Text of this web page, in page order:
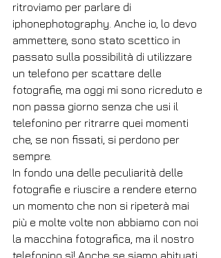
ritroviamo per parlare di
iphonephotography. Anche io, lo devo
ammettere, sono stato scettico in
passato sulla possibilità di utilizzare
un telefono per scattare delle
fotografie, ma oggi mi sono ricreduto e
non passa giorno senza che usi il
telefonino per ritrarre quei momenti
che, se non fissati, si perdono per
sempre.
In fondo una delle peculiarità delle
fotografie e riuscire a rendere eterno
un momento che non si ripeterà mai
più e molte volte non abbiamo con noi
la macchina fotografica, ma il nostro
telefonino sì! Anche se siamo abituati